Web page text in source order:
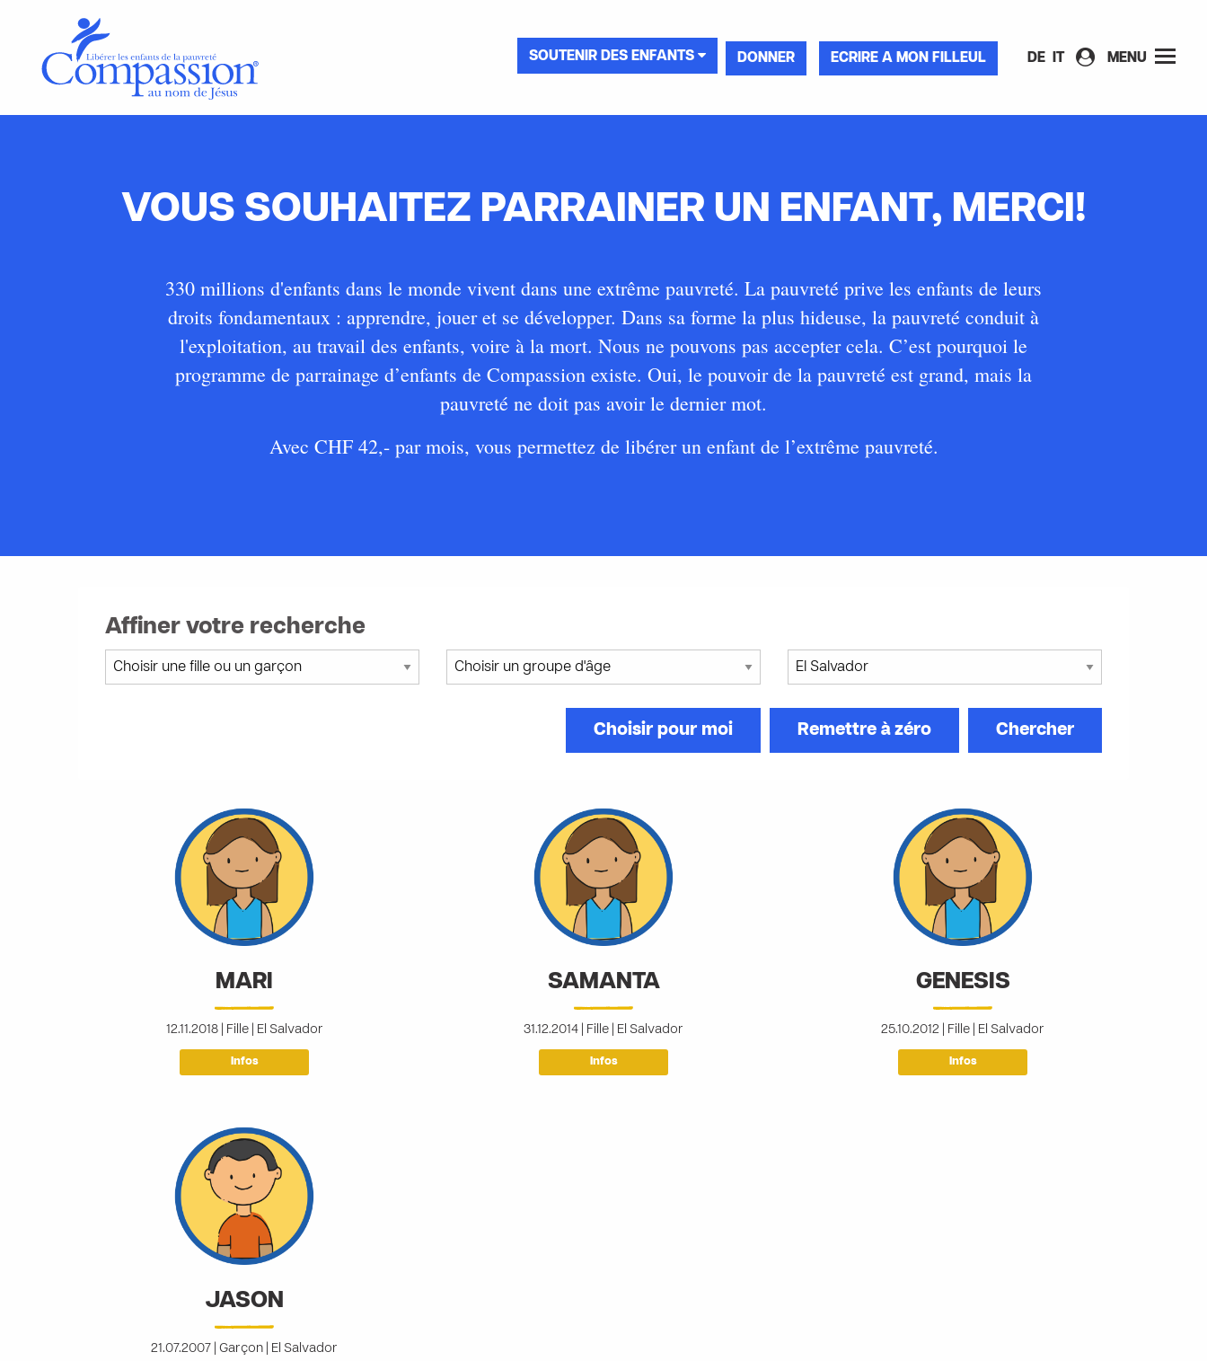
SOUTENIR DES ENFANTS DONNER ECRIRE A MON FILLEUL DE IT MENU
VOUS SOUHAITEZ PARRAINER UN ENFANT, MERCI!
330 millions d'enfants dans le monde vivent dans une extrême pauvreté. La pauvreté prive les enfants de leurs
droits fondamentaux : apprendre, jouer et se développer. Dans sa forme la plus hideuse, la pauvreté conduit à
l'exploitation, au travail des enfants, voire à la mort. Nous ne pouvons pas accepter cela. C’est pourquoi le
programme de parrainage d’enfants de Compassion existe. Oui, le pouvoir de la pauvreté est grand, mais la
pauvreté ne doit pas avoir le dernier mot.
Avec CHF 42,- par mois, vous permettez de libérer un enfant de l’extrême pauvreté.
Affiner votre recherche
Remettre à zéro
Choisir pour moi
MARI
12.11.2018 | Fille | El Salvador
Infos
SAMANTA
31.12.2014 | Fille | El Salvador
Infos
GENESIS
25.10.2012 | Fille | El Salvador
Infos
JASON
21.07.2007 | Garçon | El Salvador